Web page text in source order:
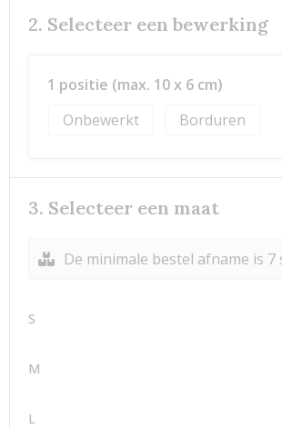
2. Selecteer een bewerking
1 positie (max. 10 x 6 cm)
Onbewerkt
Borduren
3. Selecteer een maat
De minimale bestel afname is 7
S
M
L